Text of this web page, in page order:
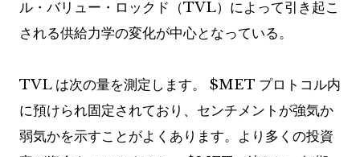
ル・バリュー・ロックド（TVL）によって引き起こ
される供給力学の変化が中心となっている。
TVL は次の量を測定します。 $MET プロトコル内
に預けられ固定されており、センチメントが強気か
弱気かを示すことがよくあります。より多くの投資